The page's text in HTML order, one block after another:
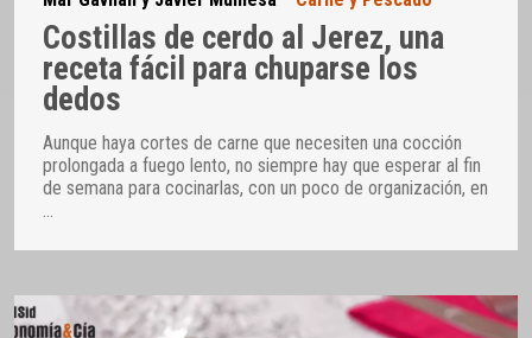
Costillas de cerdo al Jerez, una
receta fácil para chuparse los
dedos
Aunque haya cortes de carne que necesiten una cocción
prolongada a fuego lento, no siempre hay que esperar al fin
de semana para cocinarlas, con un poco de organización, en
…